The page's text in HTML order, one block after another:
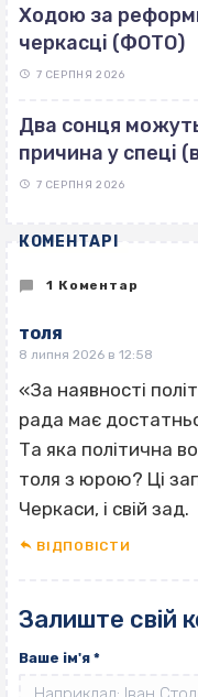
Ходою за
черкасці (ФОТО)
7 СЕРПНЯ 2026
Два сонця
причина у спеці
7 СЕРПНЯ 2026
КОМЕНТАРІ
1 Коментар
толя
8 липня 2026 в 12:58
«За наявності
рада має
Та яка політична
толя з юрою? Ці
Черкаси, і свій зад.
ВІДПОВІCТИ
Залиште свій
Ваше ім'я *